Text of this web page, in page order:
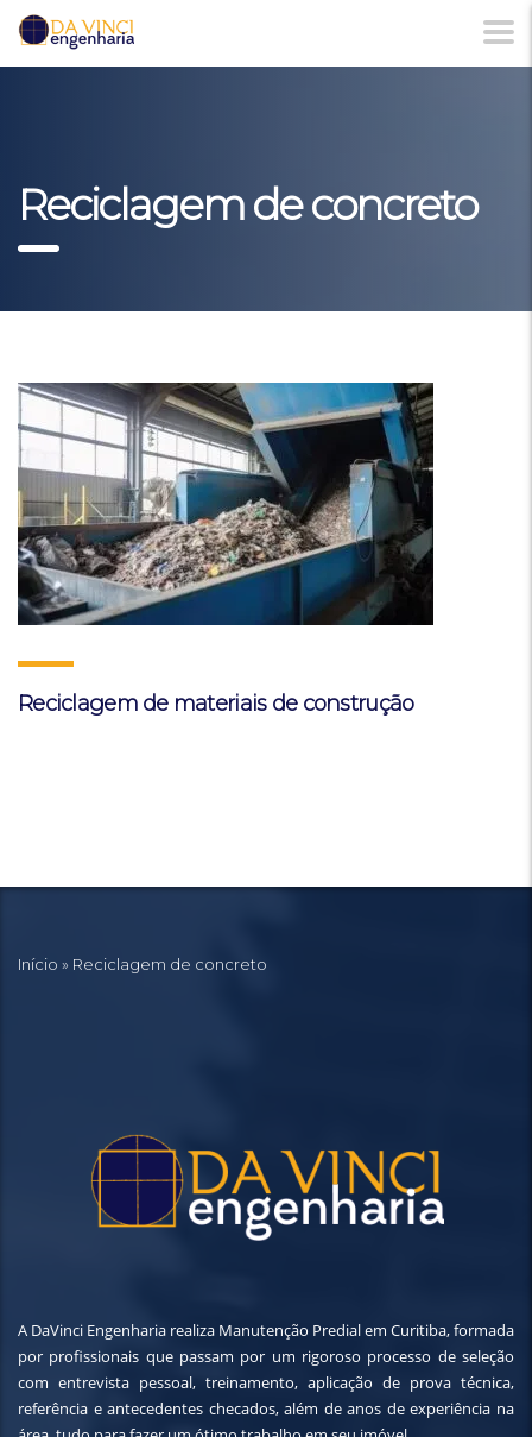
Reciclagem de concreto
Reciclagem de materiais de construção
Início » Reciclagem de concreto
A DaVinci Engenharia realiza Manutenção Predial em Curitiba, formada
por profissionais que passam por um rigoroso processo de seleção
com entrevista pessoal, treinamento, aplicação de prova técnica,
referência e antecedentes checados, além de anos de experiência na